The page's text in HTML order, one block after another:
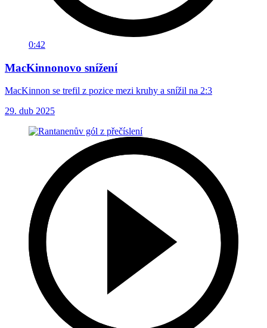
0:42
MacKinnonovo snížení
MacKinnon se trefil z pozice mezi kruhy a snížil na 2:3
29. dub 2025